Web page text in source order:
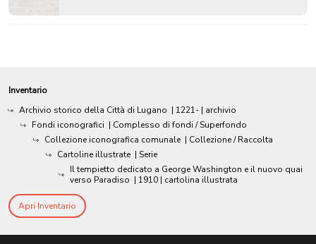
Inventario
Archivio storico della Città di Lugano | 1221- | archivio
Fondi iconografici | Complesso di fondi / Superfondo
Collezione iconografica comunale | Collezione / Raccolta
Cartoline illustrate | Serie
Il tempietto dedicato a George Washington e il nuovo quai
verso Paradiso | 1910 | cartolina illustrata
Apri Inventario